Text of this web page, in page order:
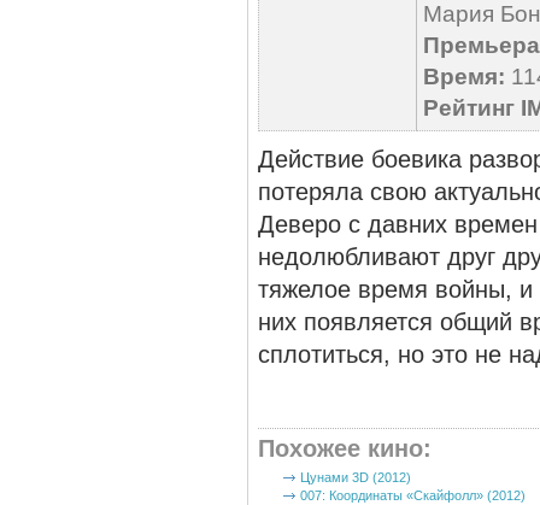
Мария
Время:
Рейтинг
Действие боевика
потеряла свою
Деверо с давних
недолюбливают друг
тяжелое время войны, и
них появляется общий
сплотиться, но это не
Похожее кино:
Цунами 3D (2012)
007: Координаты «Скайфолл» (2012)